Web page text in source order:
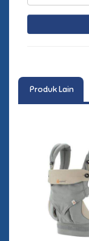
Produk Lain